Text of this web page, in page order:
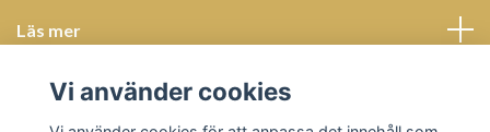
Läs mer
Sociala medier
Vi använder cookies